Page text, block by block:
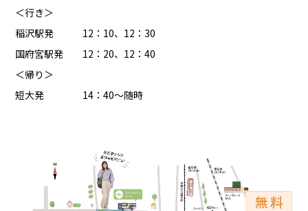
＜行き＞
稲沢駅発 12：10、12：30
国府宮駅発 12：20、12：40
＜帰り＞
短大発 14：40～随時